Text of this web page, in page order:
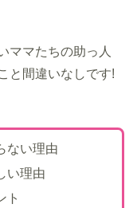
ママたちの助っ人
と間違いなしです!
ない理由
い理由
ト